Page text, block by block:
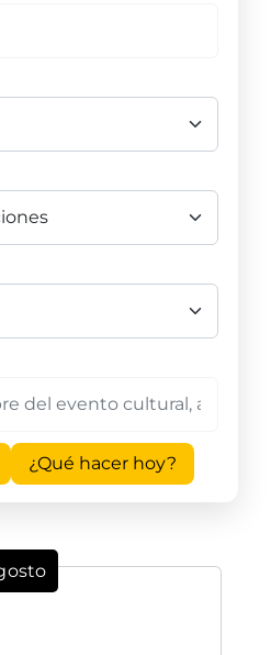
¿Qué hacer hoy?